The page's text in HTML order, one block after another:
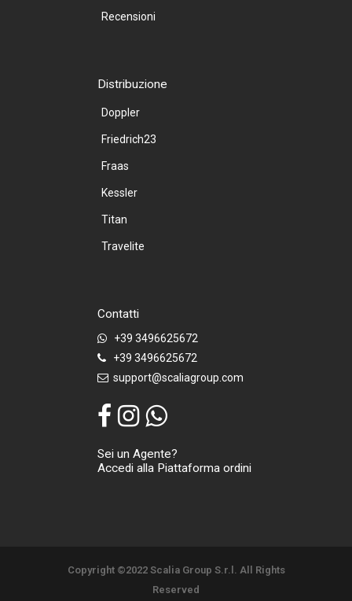
Recensioni
Distribuzione
Doppler
Friedrich23
Fraas
Kessler
Titan
Travelite
Contatti
+39 3496625672
+39 3496625672
support@scaliagroup.com
Sei un Agente?
Accedi alla Piattaforma ordini
Copyright ©2022 Scalia Group S.r.l. All Rights
Reserved